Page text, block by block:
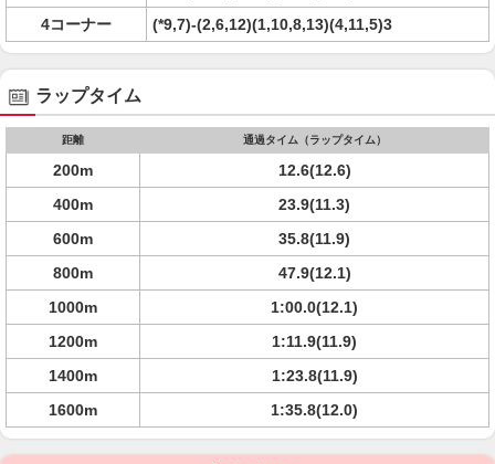
4コーナー
(*9,7)-(2,6,12)(1,10,8,13)(4,11,5)3
ラップタイム
距離 通過タイム（ラップタイム）
200m
12.6(12.6)
400m
23.9(11.3)
600m
35.8(11.9)
800m
47.9(12.1)
1000m
1:00.0(12.1)
1200m
1:11.9(11.9)
1400m
1:23.8(11.9)
1600m
1:35.8(12.0)